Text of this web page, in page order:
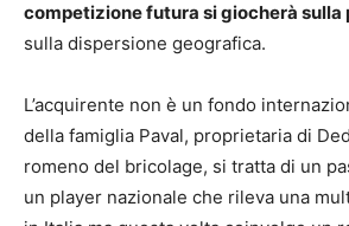
competizione futura si giocherà sulla
sulla dispersione geografica.
L’acquirente non è un fondo
della famiglia Paval, proprietaria di
romeno del bricolage, si tratta di un
un player nazionale che rileva una